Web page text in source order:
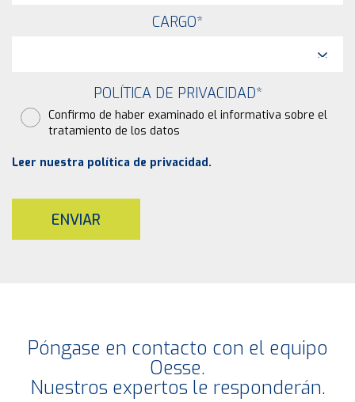
CARGO*
POLÍTICA DE PRIVACIDAD*
Confirmo de haber examinado el informativa sobre el
tratamiento de los datos
Leer nuestra política de privacidad.
ENVIAR
Póngase en contacto con el equipo
Oesse.
Nuestros expertos le responderán.